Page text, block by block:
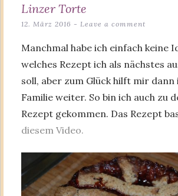
Linzer Torte
12. März 2016 Leave a comment
Manchmal habe ich einfach keine
welches Rezept ich als nächstes
soll, aber zum Glück hilft mir
Familie weiter. So bin ich auch zu
Rezept gekommen. Das Rezept
diesem Video.